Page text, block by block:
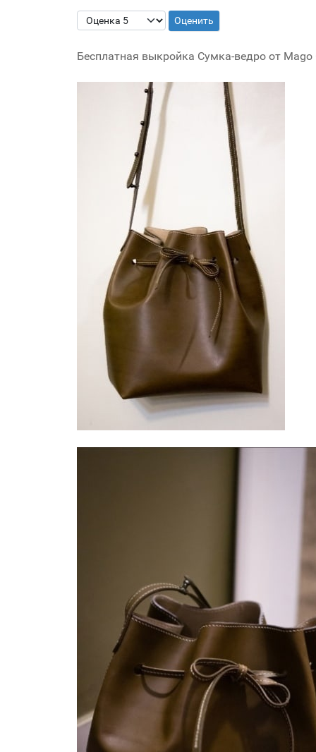
Пожалуйста, оцените
Бесплатная выкройка Сумка-ведро от Mago